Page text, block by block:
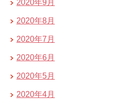
2020年9月
2020年8月
2020年7月
2020年6月
2020年5月
2020年4月